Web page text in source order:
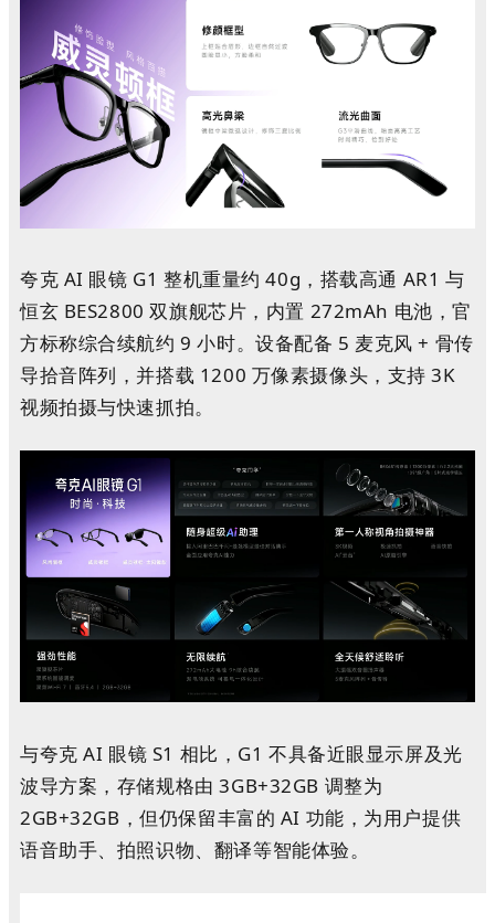
夸克 AI 眼镜 G1 整机重量约 40g，搭载高通 AR1 与
恒玄 BES2800 双旗舰芯片，内置 272mAh 电池，官
方标称综合续航约 9 小时。设备配备 5 麦克风 + 骨传
导拾音阵列，并搭载 1200 万像素摄像头，支持 3K
视频拍摄与快速抓拍。
与夸克 AI 眼镜 S1 相比，G1 不具备近眼显示屏及光
波导方案，存储规格由 3GB+32GB 调整为
2GB+32GB，但仍保留丰富的 AI 功能，为用户提供
语音助手、拍照识物、翻译等智能体验。